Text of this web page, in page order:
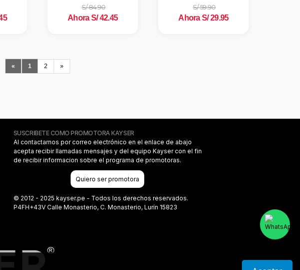
S/ 84.90
Ahora S/ 42.45
S/ 59.90
Ahora S/ 29.95
« 1 2 »
SUSCRIBETE COMO PROMOTORA KAYSER
Al contactarnos por correo electrónico en el enlace de abajo
acepta recibir llamadas mensajes y del equipo Kayser con el fin
de recibir informacion sobre el programa de promotoras.
Quiero ser promotora
© 2012 - 2025 kayser.pe - Todos los derechos reservados.
P4FH+43V Calle Monasterio, C. Monasterio, Lurín 15823